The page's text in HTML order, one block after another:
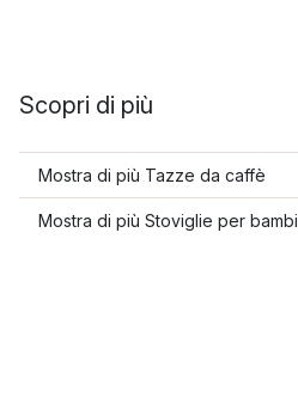
Scopri di più
Mostra di più Tazze da caffè
Mostra di più Stoviglie per